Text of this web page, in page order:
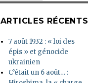
ARTICLES RÉCENTS
7 août 1932 : « loi des
épis » et génocide
ukrainien
C’était un 6 août… :